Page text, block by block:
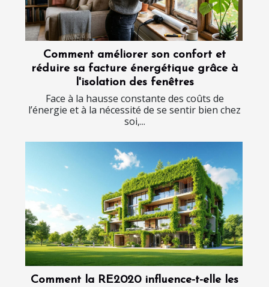
Comment améliorer son confort et
réduire sa facture énergétique grâce à
l'isolation des fenêtres
Face à la hausse constante des coûts de
l’énergie et à la nécessité de se sentir bien chez
soi,...
Comment la RE2020 influence-t-elle les